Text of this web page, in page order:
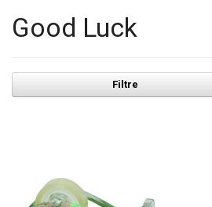
Good Luck
Filtre